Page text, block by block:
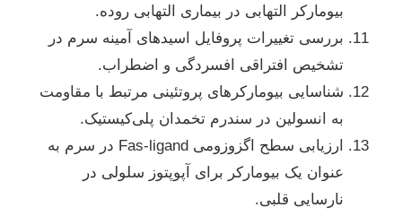
بیومارکر التهابی در بیماری التهابی روده.
بررسی تغییرات پروفایل اسیدهای آمینه سرم در
تشخیص افتراقی افسردگی و اضطراب.
شناسایی بیومارکرهای پروتئینی مرتبط با مقاومت
به انسولین در سندرم تخمدان پلی‌کیستیک.
ارزیابی سطح اگزوزومی Fas-ligand در سرم به
عنوان یک بیومارکر برای آپوپتوز سلولی در
نارسایی قلبی.